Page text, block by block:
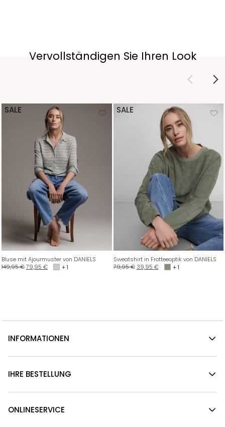
Vervollständigen Sie Ihren Look
SALE
Bluse mit Ajourmuster von DANIELS
149,95€79,95 € + 1
SALE
Sweatshirt in Frotteeoptik von DANIELS
79,95€ 39,95 € + 1
INFORMATIONEN
IHRE BESTELLUNG
ONLINESERVICE